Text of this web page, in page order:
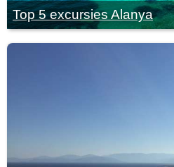
Top 5 excursies Alanya